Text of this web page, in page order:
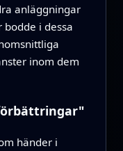
anläggningar
i dessa
inom dem
händer i